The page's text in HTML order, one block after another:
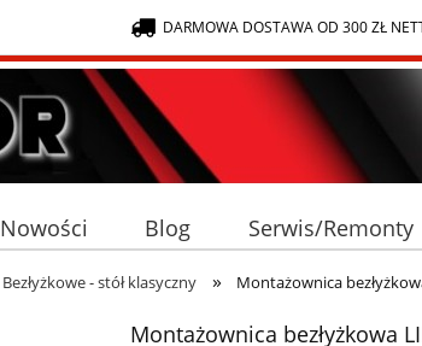
DARMOWA DOSTAWA OD 300 ZŁ
Nowości Blog Serwis/Remonty
Bezłyżkowe - stół klasyczny » Montażownica
Montażownica bezłyżkowa